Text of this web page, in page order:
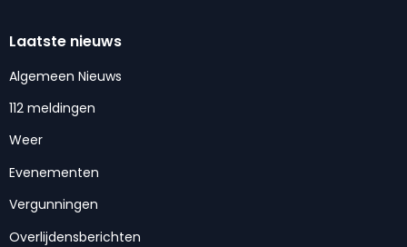
Laatste nieuws
Algemeen Nieuws
112 meldingen
Weer
Evenementen
Vergunningen
Overlijdensberichten